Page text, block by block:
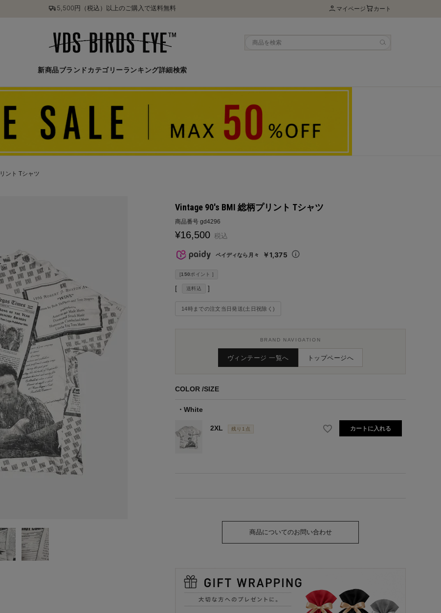
5,500円（税込）以上のご購入で送料無料 マイページ カート
新商品ブランド カテゴリーランキング詳細検索
ント Tシャツ
Vintage 90's BMI 総柄プリント Tシャツ
商品番号 gd4296
¥16,500 税込
ペイディなら月々 ￥1,375
[150ポイント ]
送料込
14時までの注文当日発送(土日祝除く)
BRAND NAVIGATION
ヴィンテージ 一覧へ トップページへ
COLOR SIZE
White
2XL 残り1点 カートに入れる
商品についてのお問い合わせ